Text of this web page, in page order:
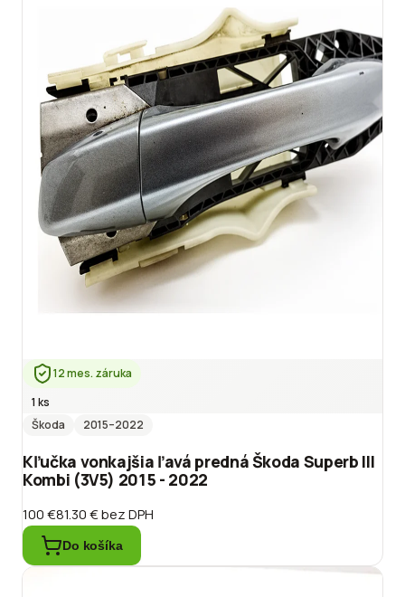
12 mes. záruka
1 ks
Škoda
2015–2022
Kľučka vonkajšia ľavá predná Škoda Superb III
Kombi (3V5) 2015 - 2022
100 €81.30 €bez DPH
Do košíka